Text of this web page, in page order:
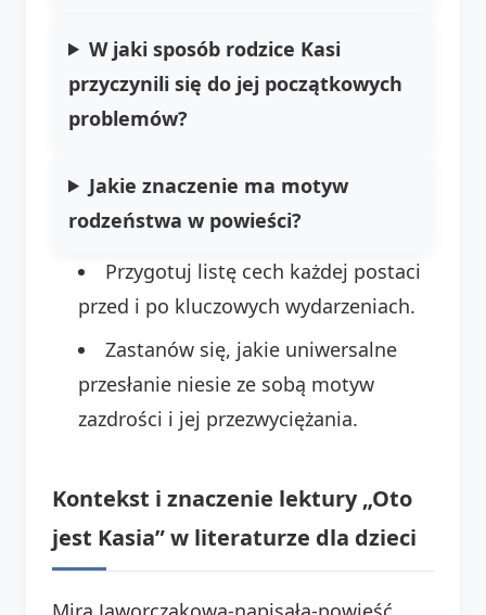
W jaki sposób rodzice Kasi
przyczynili się do jej początkowych
problemów?
Jakie znaczenie ma motyw
rodzeństwa w powieści?
Przygotuj listę cech każdej postaci
przed i po kluczowych wydarzeniach.
Zastanów się, jakie uniwersalne
przesłanie niesie ze sobą motyw
zazdrości i jej przezwyciężania.
Kontekst i znaczenie lektury „Oto
jest Kasia” w literaturze dla dzieci